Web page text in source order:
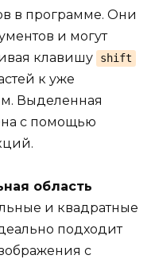
в программе. Они
и могут
клавишу
shift
к уже
Выделенная
с помощью
область
и квадратные
подходит
с